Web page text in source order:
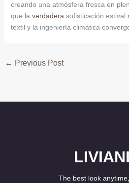
creando una atmósfera fresca en
que la verdadera sofisticación estival
textil y la ingeniería climática
← Previous Post
The best look